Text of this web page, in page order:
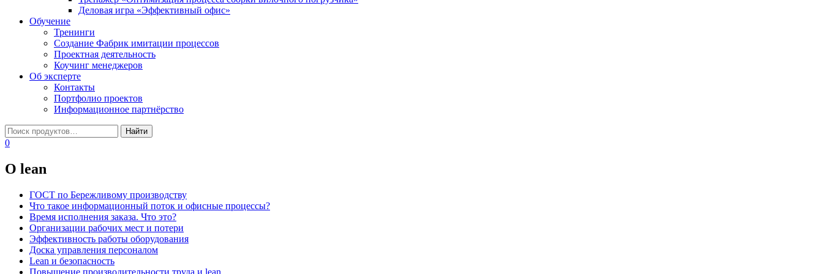
Деловая игра «Эффективный офис»
Обучение
Тренинги
Создание Фабрик имитации процессов
Проектная деятельность
Коучинг менеджеров
Об эксперте
Контакты
Портфолио проектов
Информационное партнёрство
0
O lean
ГОСТ по Бережливому производству
Что такое информационный поток и офисные процессы?
Время исполнения заказа. Что это?
Организации рабочих мест и потери
Эффективность работы оборудования
Доска управления персоналом
Lean и безопасность
Повышение производительности труда и lean